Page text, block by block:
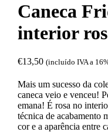
Caneca
interior
€13,50 (incluído IVA a
Mais um sucesso da
caneca veio e venceu!
emana! É rosa no
técnica de acabamento
cor e a aparência entre